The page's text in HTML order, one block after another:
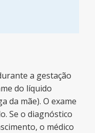
a gestação
do líquido
da mãe). O exame
Se o diagnóstico
o médico